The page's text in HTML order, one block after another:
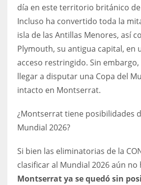
día en este territorio británico
Incluso ha convertido toda la
isla de las Antillas Menores, así
Plymouth, su antigua capital, en
acceso restringido. Sin
llegar a disputar una Copa del
intacto en Montserrat.
¿Montserrat tiene posibilidades
Mundial 2026?
Si bien las eliminatorias de la
clasificar al Mundial 2026 aún
Montserrat ya se quedó sin